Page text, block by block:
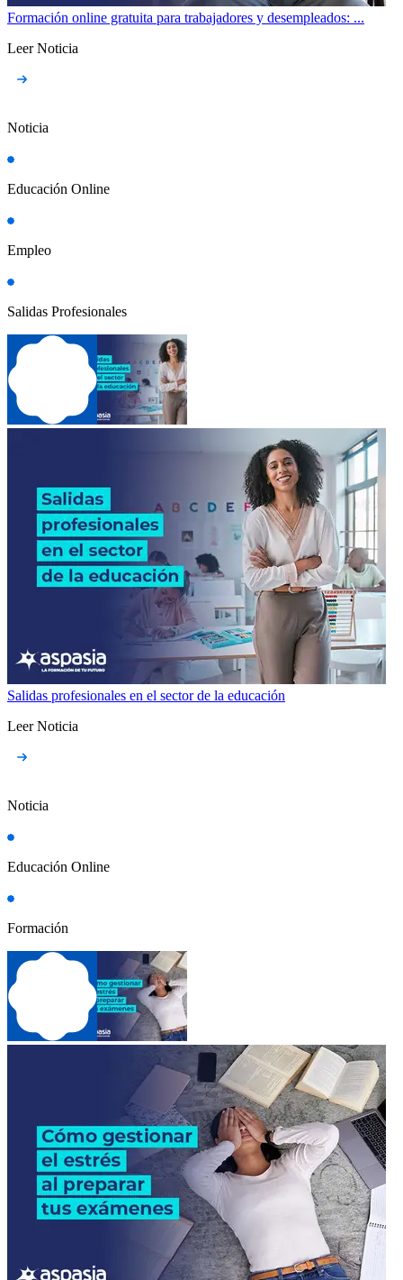
Formación online gratuita para trabajadores y desempleados: ...
Leer Noticia
Noticia
Educación Online
Empleo
Salidas Profesionales
Salidas profesionales en el sector de la educación
Leer Noticia
Noticia
Educación Online
Formación